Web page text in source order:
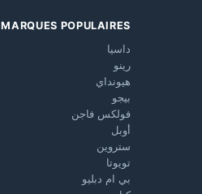
MARQUES POPULAIRES
داسيا
رينو
هيونداي
بيجو
فولكس فاجن
أوبل
ستروين
تويوتا
بي ام دبليو